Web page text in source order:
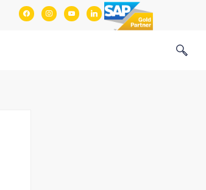
facebookinstagram
youtubelinkedin